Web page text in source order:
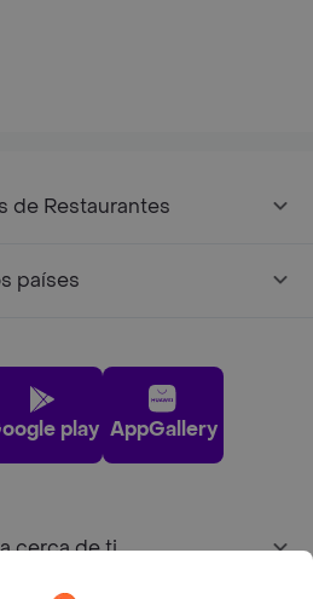
de Restaurantes
países
play AppGallery
cerca de ti